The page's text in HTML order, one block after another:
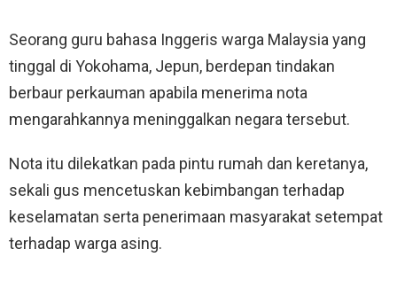
Seorang guru bahasa Inggeris warga Malaysia yang
tinggal di Yokohama, Jepun, berdepan tindakan
berbaur perkauman apabila menerima nota
mengarahkannya meninggalkan negara tersebut.
Nota itu dilekatkan pada pintu rumah dan keretanya,
sekali gus mencetuskan kebimbangan terhadap
keselamatan serta penerimaan masyarakat setempat
terhadap warga asing.